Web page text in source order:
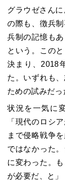
グラウゼさん
の際も、徴兵
兵制の記憶も
という。この
決まり、2018
た。いずれも
ための試みだっ
状況を一気に
「現代のロシ
まで侵略戦争
ではなかった
に変わった。
が必要だ、と」